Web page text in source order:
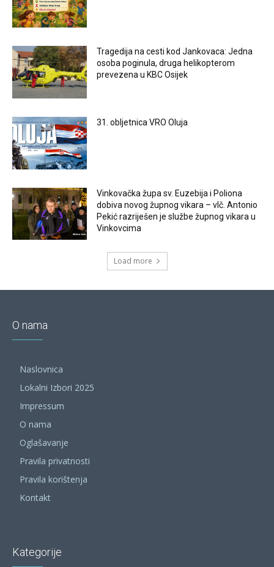
Tragedija na cesti kod Jankovaca: Jedna
osoba poginula, druga helikopterom
prevezena u KBC Osijek
31. obljetnica VRO Oluja
Vinkovačka župa sv. Euzebija i Poliona
dobiva novog župnog vikara – vlč. Antonio
Pekić razriješen je službe župnog vikara u
Vinkovcima
Load more
O nama
Naslovnica
Lokalni Izbori 2025
Impressum
O nama
Oglašavanje
Pravila privatnosti
Pravila korištenja
Kontakt
Kategorije